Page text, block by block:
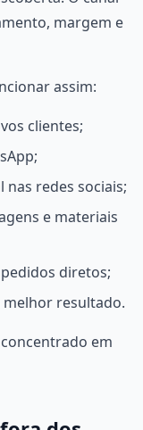
margem e
assim:
clientes;
redes sociais;
e materiais
diretos;
resultado.
em